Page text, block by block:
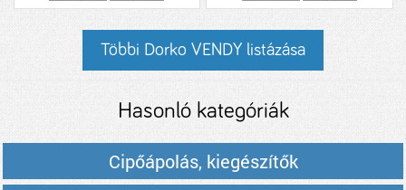
Többi Dorko VENDY listázása
Hasonló kategóriák
Cipőápolás, kiegészítők